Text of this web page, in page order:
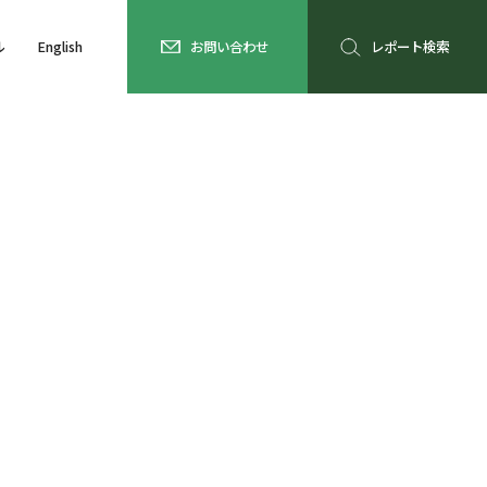
English お問い合わせ レポート検索